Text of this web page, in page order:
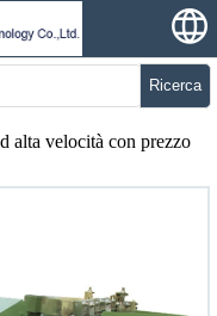
Ricerca
alta velocità con prezzo